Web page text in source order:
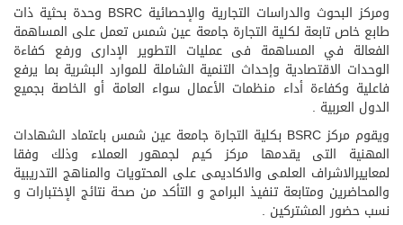
ومركز البحوث والدراسات التجارية والإحصائية BSRC وحدة بحثية ذات
طابع خاص تابعة لكلية التجارة جامعة عين شمس تعمل على المساهمة
الفعالة في المساهمة فى عمليات التطوير الإدارى ورفع كفاءة
الوحدات الاقتصادية وإحداث التنمية الشاملة للموارد البشرية بما يرفع
فاعلية وكفاءة أداء منظمات الأعمال سواء العامة أو الخاصة بجميع
الدول العربية .
ويقوم مركز BSRC بكلية التجارة جامعة عين شمس باعتماد الشهادات
المهنية التى يقدمها مركز كيم لجمهور العملاء وذلك وفقا
لمعاييرالاشراف العلمى والاكاديمى على المحتويات والمناهج التدريبية
والمحاضرين ومتابعة تنفيذ البرامج و التأكد من صحة نتائج الإختبارات و
نسب حضور المشتركين .